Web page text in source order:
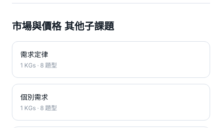
市場與價格 其他子課題
需求定律
1 KGs · 8 題型
個別需求
1 KGs · 8 題型